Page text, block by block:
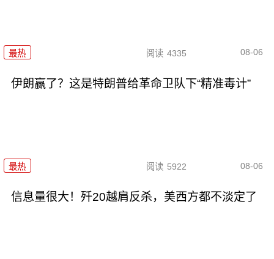
最热 阅读 4335 08-06
伊朗赢了？这是特朗普给革命卫队下“精准毒计”
最热 阅读 5922 08-06
信息量很大！歼20越肩反杀，美西方都不淡定了